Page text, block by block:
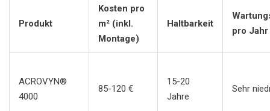
Produkt
Kosten pro
m² (inkl.
Montage)
Haltbarkeit
pro Jahr
ACROVYN®
4000
85-120 €
15-20
Jahre
Sehr